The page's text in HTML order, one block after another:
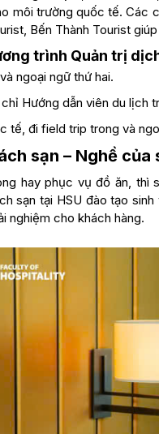
môi trường quốc tế.
Bến Thành Tourist
trình Quản trị
ngoại ngữ thứ hai.
Hướng dẫn viên du lịch
tế, đi field trip trong và
sạn – Nghề của
hay phục vụ đồ ăn, thì
sạn tại HSU đào tạo
nghiệm cho khách hàng.